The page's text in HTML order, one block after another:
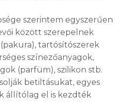
szerintem egyszerűen
között szerepelnek
tartósítószerek
színezőanyagok,
(parfüm), szilikon stb.
betiltásukat, egyes
állítólag el is kezdték